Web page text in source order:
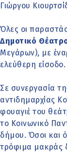
Γιώργου
Όλες οι
Δημοτικό
Μεγάρων), με
ελεύθερη είσοδο.
Σε συνεργασία
αντιδημαρχίας
φουαγιέ του
το Κοινωνικό
δήμου. Όσοι και
τρόφιμα μακράς